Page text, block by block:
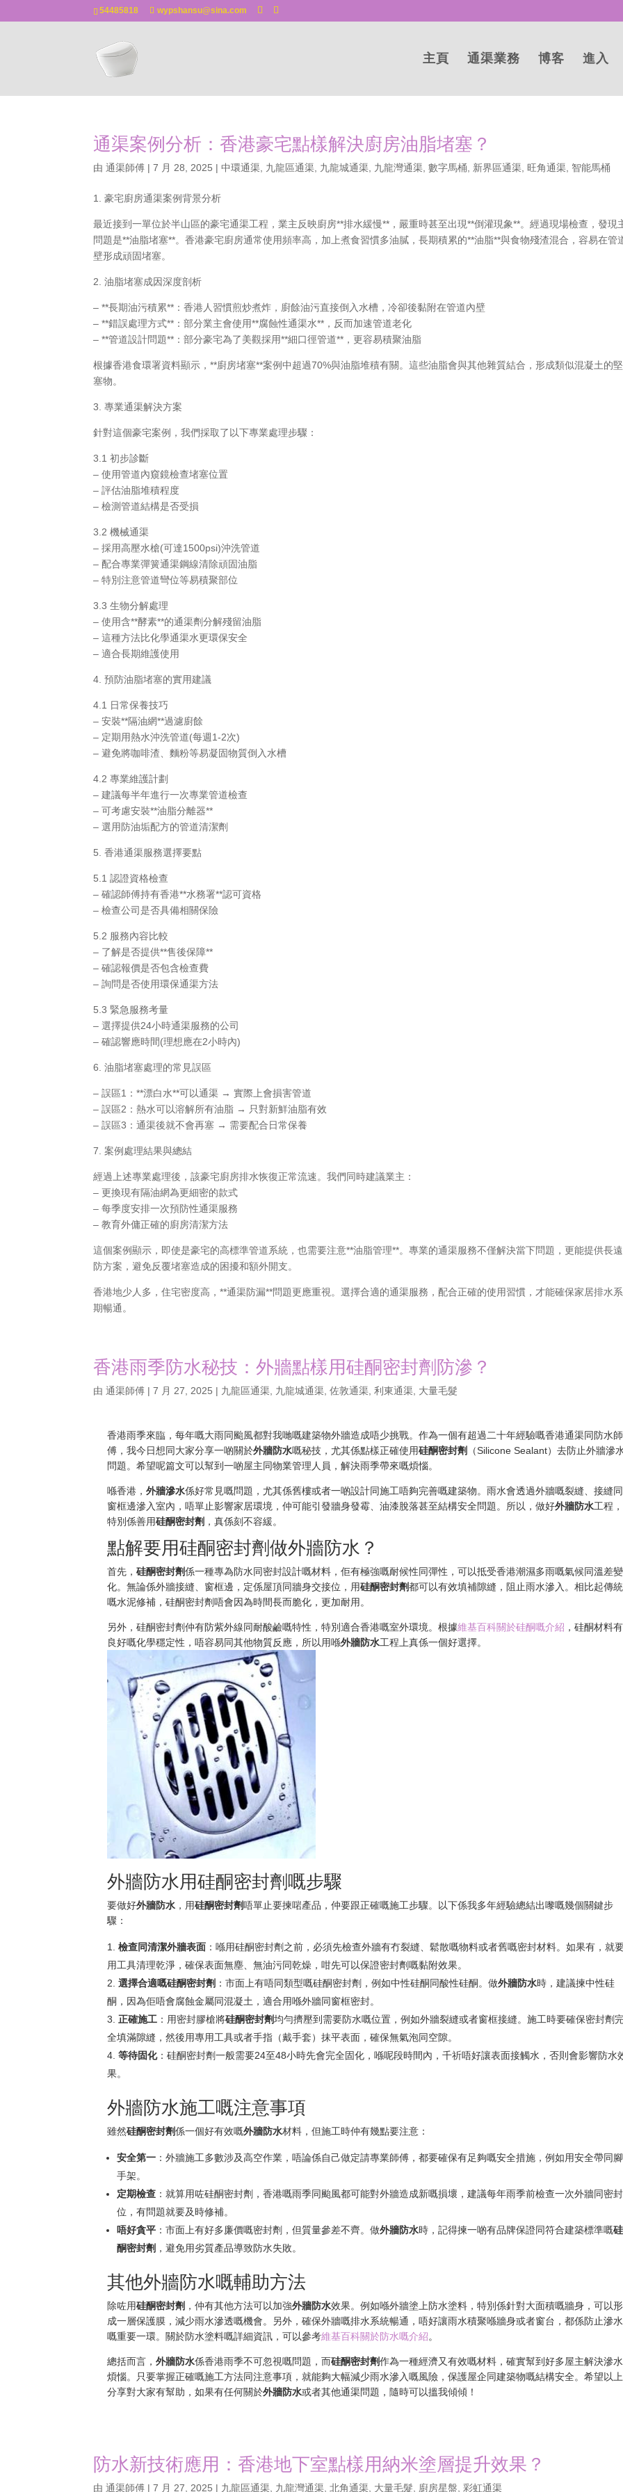
54485818 wypshansu@sina.com
主頁 通渠業務 博客 進入
通渠案例分析：香港豪宅點樣解決廚房油脂堵塞？
由通渠師傅 |7 月 28, 2025 |中環通渠 九龍區通渠 九龍城通渠 九龍灣通渠 ,數字馬桶 新界區通渠 旺角通渠 智能馬桶
1. 豪宅廚房通渠案例背景分析
最近接到一單位於半山區的豪宅通渠工程，業主反映廚房**排水緩慢**，嚴重時甚至出現**倒灌現象**。經過現場檢查，發現
問題是**油脂堵塞**。香港豪宅廚房通常使用頻率高，加上煮食習慣多油膩，長期積累的**油脂**與食物殘渣混合，容易在管
壁形成頑固堵塞。
2. 油脂堵塞成因深度剖析
– **長期油污積累**：香港人習慣煎炒煮炸，廚餘油污直接倒入水槽，冷卻後黏附在管道內壁
– **錯誤處理方式**：部分業主會使用**腐蝕性通渠水**，反而加速管道老化
– **管道設計問題**：部分豪宅為了美觀採用**細口徑管道**，更容易積聚油脂
根據香港食環署資料顯示，**廚房堵塞**案例中超過70%與油脂堆積有關。這些油脂會與其他雜質結合，形成類似混凝土的
塞物。
3. 專業通渠解決方案
針對這個豪宅案例，我們採取了以下專業處理步驟：
3.1 初步診斷
– 使用管道內窺鏡檢查堵塞位置
– 評估油脂堆積程度
– 檢測管道結構是否受損
3.2 機械通渠
– 採用高壓水槍(可達1500psi)沖洗管道
– 配合專業彈簧通渠鋼線清除頑固油脂
– 特別注意管道彎位等易積聚部位
3.3 生物分解處理
– 使用含**酵素**的通渠劑分解殘留油脂
– 這種方法比化學通渠水更環保安全
– 適合長期維護使用
4. 預防油脂堵塞的實用建議
4.1 日常保養技巧
– 安裝**隔油網**過濾廚餘
– 定期用熱水沖洗管道(每週1-2次)
– 避免將咖啡渣、麵粉等易凝固物質倒入水槽
4.2 專業維護計劃
– 建議每半年進行一次專業管道檢查
– 可考慮安裝**油脂分離器**
– 選用防油垢配方的管道清潔劑
5. 香港通渠服務選擇要點
5.1 認證資格檢查
– 確認師傅持有香港**水務署**認可資格
– 檢查公司是否具備相關保險
5.2 服務內容比較
– 了解是否提供**售後保障**
– 確認報價是否包含檢查費
– 詢問是否使用環保通渠方法
5.3 緊急服務考量
– 選擇提供24小時通渠服務的公司
– 確認響應時間(理想應在2小時內)
6. 油脂堵塞處理的常見誤區
– 誤區1：**漂白水**可以通渠 → 實際上會損害管道
– 誤區2：熱水可以溶解所有油脂 → 只對新鮮油脂有效
– 誤區3：通渠後就不會再塞 → 需要配合日常保養
7. 案例處理結果與總結
經過上述專業處理後，該豪宅廚房排水恢復正常流速。我們同時建議業主：
– 更換現有隔油網為更細密的款式
– 每季度安排一次預防性通渠服務
– 教育外傭正確的廚房清潔方法
這個案例顯示，即使是豪宅的高標準管道系統，也需要注意**油脂管理**。專業的通渠服務不僅解決當下問題，更能提供長
防方案，避免反覆堵塞造成的困擾和額外開支。
香港地少人多，住宅密度高，**通渠防漏**問題更應重視。選擇合適的通渠服務，配合正確的使用習慣，才能確保家居排水
期暢通。
香港雨季防水秘技：外牆點樣用硅酮密封劑防滲？
由通渠師傅 |7 月 27, 2025 | 九龍區通渠 九龍城通渠 ,佐敦通渠 ,利東通渠 大量毛髮
香港雨季來臨，每年嘅大雨同颱風都對我哋嘅建築物外牆造成唔少挑戰。作為一個有超過二十年經驗嘅香港通渠同防水師
傅，我今日想同大家分享一啲關於外牆防水嘅秘技，尤其係點樣正確使用硅酮密封劑
（Silicone Sealant）去防止外牆滲
問題。希望呢篇文可以幫到一啲屋主同物業管理人員，解決雨季帶來嘅煩惱。
喺香港，外牆滲水係好常見嘅問題，尤其係舊樓或者一啲設計同施工唔夠完善嘅建築物。雨水會透過外牆嘅裂縫、接縫同
窗框邊滲入室內，唔單止影響家居環境，仲可能引發牆身發霉、油漆脫落甚至結構安全問題。所以，做好外牆防水工程，
特別係善用硅酮密封劑 ，真係刻不容緩。
點解要用硅酮密封劑做外牆防水？
首先，硅酮密封劑係一種專為防水同密封設計嘅材料，佢有極強嘅耐候性同彈性，可以抵受香港潮濕多雨嘅氣候同溫差變
化。無論係外牆接縫、窗框邊，定係屋頂同牆身交接位，用硅酮密封劑都可以有效填補隙縫，阻止雨水滲入。相比起傳統
嘅水泥修補，硅酮密封劑唔會因為時間長而脆化，更加耐用。
另外，硅酮密封劑仲有防紫外線同耐酸鹼嘅特性，特別適合香港嘅室外環境。根據維基百科關於硅酮嘅介紹 ，硅酮材料有
良好嘅化學穩定性，唔容易同其他物質反應，所以用喺外牆防水工程上真係一個好選擇。
外牆防水用硅酮密封劑嘅步驟
要做好外牆防水 ，用硅酮密封劑唔單止要揀啱產品，仲要跟正確嘅施工步驟。以下係我多年經驗總結出嚟嘅幾個關鍵步
驟：
檢查同清潔外牆表面 ：喺用硅酮密封劑之前，必須先檢查外牆有冇裂縫、鬆散嘅物料或者舊嘅密封材料。如果有，就
用工具清理乾淨，確保表面無塵、無油污同乾燥，咁先可以保證密封劑嘅黏附效果。
選擇合適嘅硅酮密封劑 ：市面上有唔同類型嘅硅酮密封劑，例如中性硅酮同酸性硅酮。做外牆防水時，建議揀中性硅
酮，因為佢唔會腐蝕金屬同混凝土，適合用喺外牆同窗框密封。
正確施工 ：用密封膠槍將硅酮密封劑均勻擠壓到需要防水嘅位置，例如外牆裂縫或者窗框接縫。施工時要確保密封劑
全填滿隙縫，然後用專用工具或者手指（戴手套）抹平表面，確保無氣泡同空隙。
等待固化：硅酮密封劑一般需要24至48小時先會完全固化，喺呢段時間內，千祈唔好讓表面接觸水，否則會影響防水
果。
外牆防水施工嘅注意事項
雖然硅酮密封劑係一個好有效嘅外牆防水材料，但施工時仲有幾點要注意：
安全第一 ：外牆施工多數涉及高空作業，唔論係自己做定請專業師傅，都要確保有足夠嘅安全措施，例如用安全帶同腳
手架。
定期檢查 ：就算用咗硅酮密封劑，香港嘅雨季同颱風都可能對外牆造成新嘅損壞，建議每年雨季前檢查一次外牆同密封
位，有問題就要及時修補。
唔好貪平 ：市面上有好多廉價嘅密封劑，但質量參差不齊。做外牆防水時，記得揀一啲有品牌保證同符合建築標準嘅硅
酮密封劑 ，避免用劣質產品導致防水失敗。
其他外牆防水嘅輔助方法
除咗用硅酮密封劑 ，仲有其他方法可以加強外牆防水效果。例如喺外牆塗上防水塗料，特別係針對大面積嘅牆身，可以形
成一層保護膜，減少雨水滲透嘅機會。另外，確保外牆嘅排水系統暢通，唔好讓雨水積聚喺牆身或者窗台，都係防止滲水
嘅重要一環。關於防水塗料嘅詳細資訊，可以參考維基百科關於防水嘅介紹。
總括而言，外牆防水係香港雨季不可忽視嘅問題，而硅酮密封劑作為一種經濟又有效嘅材料，確實幫到好多屋主解決滲水
煩惱。只要掌握正確嘅施工方法同注意事項，就能夠大幅減少雨水滲入嘅風險，保護屋企同建築物嘅結構安全。希望以上
分享對大家有幫助，如果有任何關於外牆防水或者其他通渠問題，隨時可以搵我傾傾！
防水新技術應用：香港地下室點樣用納米塗層提升效果？
由通渠師傅 |7 月 27, 2025 | 九龍區通渠 九龍灣通渠 ,北角通渠 大量毛髮 廚房星盤 ,彩虹通渠